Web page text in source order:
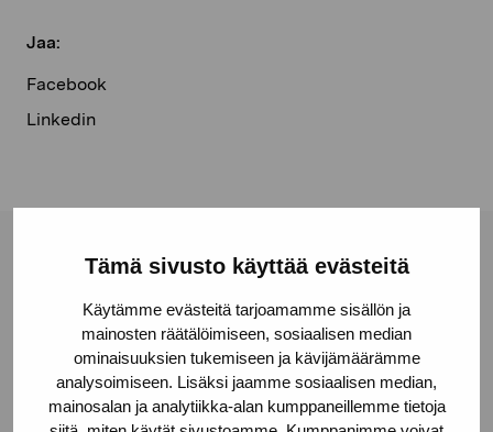
Tämä sivusto käyttää evästeitä
Käytämme evästeitä tarjoamamme sisällön ja
mainosten räätälöimiseen, sosiaalisen median
ominaisuuksien tukemiseen ja kävijämäärämme
analysoimiseen. Lisäksi jaamme sosiaalisen median,
mainosalan ja analytiikka-alan kumppaneillemme tietoja
Jaa:
Facebook
Linkedin
Pro Artibus -säätiö
Kustaa Vaasan katu 11
10600 Tammisaari
proartibus@proartibus.fi
+358 (0)50 371 6339